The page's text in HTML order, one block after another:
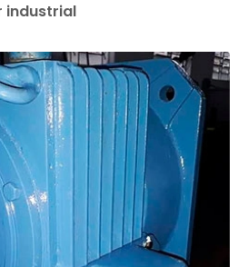
industrial